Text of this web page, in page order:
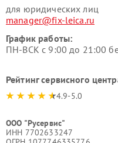
для юридических лиц
manager@fix-leica.ru
График работы:
ПН-ВСК с 9:00 до 21:00
Рейтинг сервисного
4.9-5.0
ООО "Русервис"
ИНН 7702633247